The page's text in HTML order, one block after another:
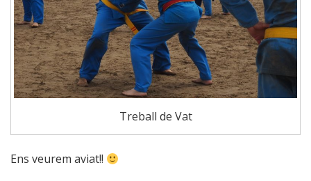
Treball de Vat
Ens veurem aviat!!